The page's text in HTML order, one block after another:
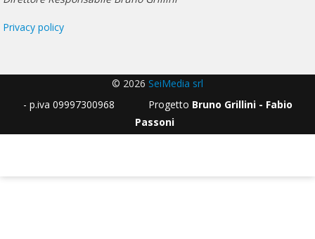
Privacy policy
© 2026 SeiMedia srl
- p.iva 09997300968 Progetto Bruno Grillini - Fabio
Passoni